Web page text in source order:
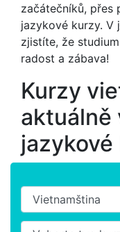
začátečníků, přes
jazykové kurzy. V
zjistíte, že
radost a zábava!
Kurzy
aktuálně
jazykové